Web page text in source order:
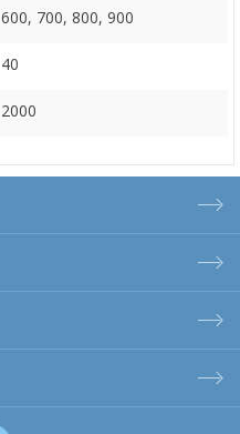
600, 700, 800, 900
40
2000